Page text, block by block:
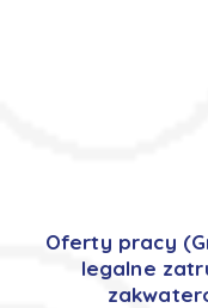
Oferty pracy
legalne